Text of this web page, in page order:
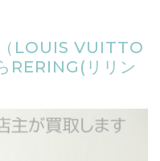
（LOUIS VUITTO
RERING(リリン